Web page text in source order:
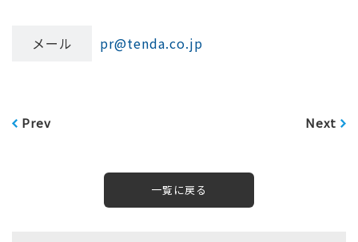
メール pr@tenda.co.jp
Prev Next
一覧に戻る